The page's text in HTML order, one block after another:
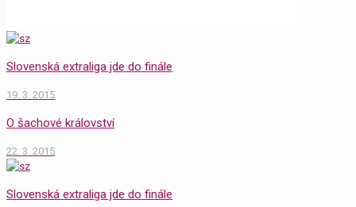
Slovenská extraliga jde do finále
19. 3. 2015
O šachové království
22. 3. 2015
Slovenská extraliga jde do finále